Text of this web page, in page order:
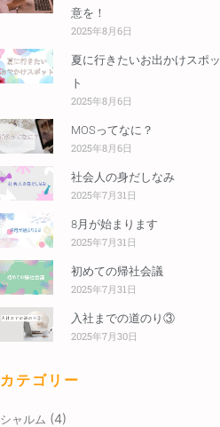
意を！
2025年8月6日
夏に行きたいお出かけスポッ
ト
2025年8月6日
MOSってなに？
2025年8月6日
社会人の身だしなみ
2025年7月31日
8月が始まります
2025年7月31日
初めての帰社会議
2025年7月31日
入社までの道のり③
2025年7月30日
カテゴリー
シャルム (4)